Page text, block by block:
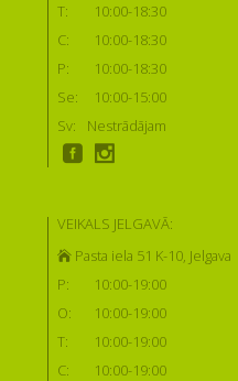
T:
10:00-18:30
C:
10:00-18:30
P:
10:00-18:30
Se:
10:00-15:00
Sv:
Nestrādājam
VEIKALS JELGAVĀ:
Pasta iela 51 K-10, Jelgava
P:
10:00-19:00
O:
10:00-19:00
T:
10:00-19:00
C:
10:00-19:00